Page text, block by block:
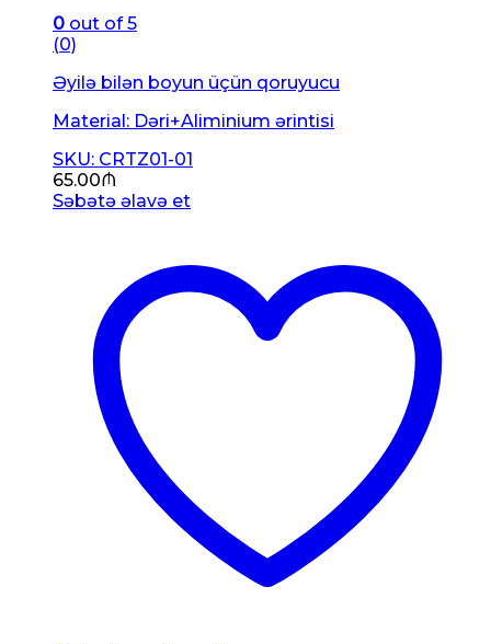
0 out of 5
(0)
Əyilə bilən boyun üçün qoruyucu
Material: Dəri+Aliminium ərintisi
SKU: CRTZ01-01
65.00₼
Səbətə əlavə et